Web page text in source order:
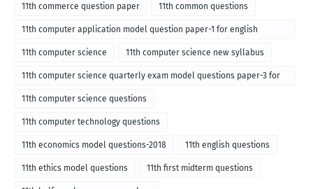
11th commerce question paper 11th common questions
11th computer application model question paper-1 for english
medium-2018
11th computer science 11th computer science new syllabus
11th computer science quarterly exam model questions paper-3 for
English medium-2018
11th computer science questions
11th computer technology questions
11th economics model questions-2018 11th english questions
11th ethics model questions 11th first midterm questions